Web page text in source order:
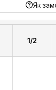
Як
1/2